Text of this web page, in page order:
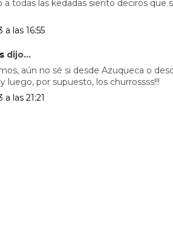
a todas las kedadas siento deciros que
las 16:55
dijo...
aún no sé si desde Azuqueca o
luego, por supuesto, los churrossss!!!
las 21:21